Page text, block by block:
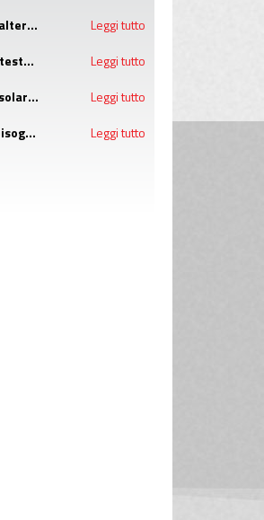
- “Rise up”: immaginare alternative concrete alla guerra con i campi estivi di Emergency
Leggi tutto
- Pensare con la propria testa nell'era dell'intelligenza artificiale
Leggi tutto
- Squali, delfini e creme solari: attenzione alle bufale dell'estate
Leggi tutto
- Il viaggio, il trauma, il bisogno di essere ascoltati: la migrazione agli occhi di uno psicologo di LGNET
Leggi tutto